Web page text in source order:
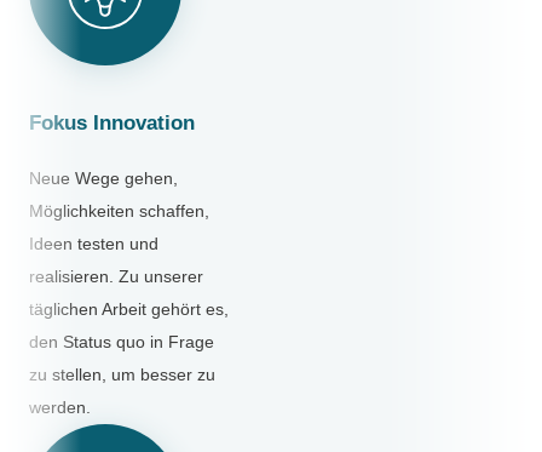
Fokus Innovation
Neue Wege gehen,
Möglichkeiten schaffen,
Ideen testen und
realisieren. Zu unserer
täglichen Arbeit gehört es,
den Status quo in Frage
zu stellen, um besser zu
werden.